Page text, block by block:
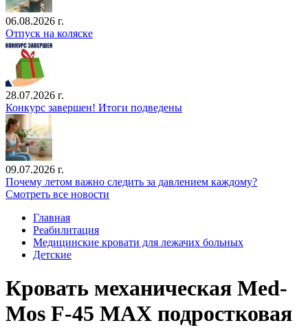
06.08.2026 г.
Отпуск на коляске
28.07.2026 г.
Конкурс завершен! Итоги подведены
09.07.2026 г.
Почему летом важно следить за давлением каждому?
Смотреть все новости
Главная
Реабилитация
Медицинские кровати для лежачих больных
Детские
Кровать механическая Med-
Mos F-45 MAX подростковая